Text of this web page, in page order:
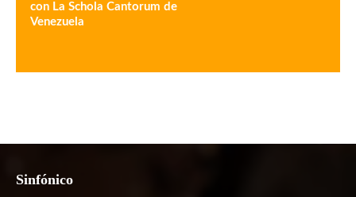
con La Schola Cantorum de
Venezuela
Sinfónico